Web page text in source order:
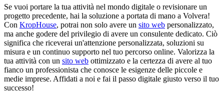
Se vuoi portare la tua attività nel mondo digitale o revisionare un
progetto precedente, hai la soluzione a portata di mano a Volvera!
Con KropHouse, potrai non solo avere un sito web personalizzato,
ma anche godere del privilegio di avere un consulente dedicato. Ciò
significa che riceverai un'attenzione personalizzata, soluzioni su
misura e un continuo supporto nel tuo percorso online. Valorizza la
tua attività con un sito web ottimizzato e la certezza di avere al tuo
fianco un professionista che conosce le esigenze delle piccole e
medie imprese. Affidati a noi e fai il passo digitale giusto verso il tuo
successo!